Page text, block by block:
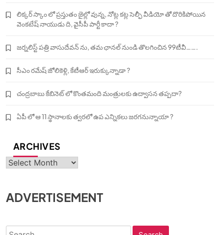
లిక్కర్ స్కాం లో ప్రస్తుతం జైల్లో వున్న, నోట్ల కట్ల సెల్ఫీ వీడియో తో దొరికిపోయిన
వెంకటేష్ నాయుడు ది, వైసీపీ పార్టీ కాదా ?
జర్నలిస్ట్ పత్రి వాసుదేవన్ ను, తమ ఛానల్ నుండి తొలగించిన 99టీవీ…….
సీఎం రమేష్ జోలికెళ్లి, కేటీఆర్ ఇరుక్కున్నాడా ?
చంద్రబాబు కేబినెట్ లో కొంతమంది మంత్రులకు ఉద్వాసన తప్పదా?
ఏపీ లో ఆ 11 స్థానాలకు త్వరలో ఉప ఎన్నికలు జరగనున్నాయా ?
ARCHIVES
Archives
ADVERTISEMENT
Search